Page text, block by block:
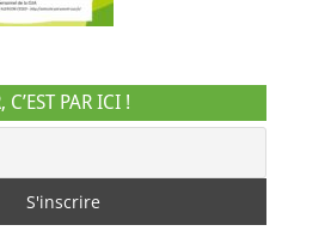
C’EST PAR ICI !